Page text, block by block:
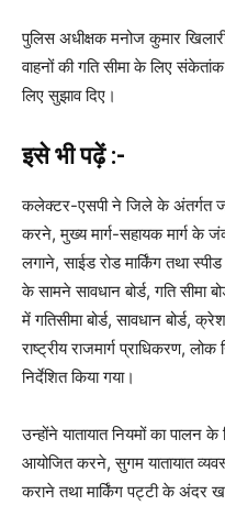
पुलिस अधीक्षक मनोज कुमार
वाहनों की गति सीमा के लिए
लिए सुझाव दिए।
इसे भी पढ़ें :-
कलेक्टर-एसपी ने जिले के अंतर्गत
करने, मुख्य मार्ग-सहायक मार्ग के
लगाने, साईड रोड मार्किंग तथा
के सामने सावधान बोर्ड, गति सीमा
में गतिसीमा बोर्ड, सावधान बोर्ड,
राष्ट्रीय राजमार्ग प्राधिकरण,
निर्देशित किया गया।
उन्होंने यातायात नियमों का पालन
आयोजित करने, सुगम यातायात
कराने तथा मार्किंग पट्टी के अंदर